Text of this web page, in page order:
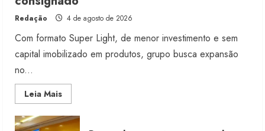
Redação 4 de agosto de 2026
Com formato Super Light, de menor investimento e sem
capital imobilizado em produtos, grupo busca expansão
no...
Leia MaisRead
more
Morena
Rosa